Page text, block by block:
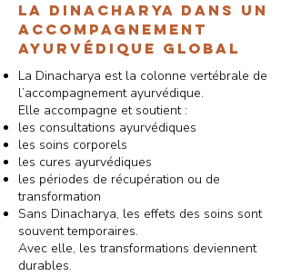
La Dinacharya dans un
accompagnement
ayurvédique global
La Dinacharya est la colonne vertébrale de
l’accompagnement ayurvédique.
Elle accompagne et soutient :
les consultations ayurvédiques
les soins corporels
les cures ayurvédiques
les périodes de récupération ou de
transformation
Sans Dinacharya, les effets des soins sont
souvent temporaires.
Avec elle, les transformations deviennent
durables.